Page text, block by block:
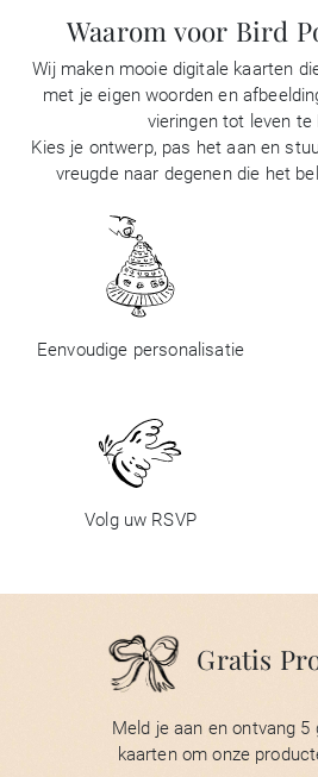
Waarom voor Bird
Wij maken mooie digitale kaarten
met je eigen woorden en
vieringen tot leven te
Kies je ontwerp, pas het aan en
vreugde naar degenen die het
Eenvoudige personalisatie
Volg uw RSVP
Gratis
Meld je aan en ontvang
kaarten om onze